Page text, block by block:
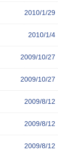
2010/1/29
2010/1/4
2009/10/27
2009/10/27
2009/8/12
2009/8/12
2009/8/12